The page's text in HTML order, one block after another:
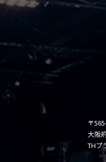
〒
大阪
THプ